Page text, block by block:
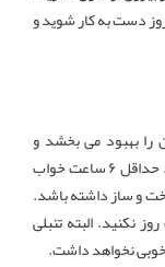
دست به کار شوید و
را بهبود می بخشد و
موجب افزایش سوخت و ساز و کاهش وزن می شود. حداقل ۶ ساعت خواب
و ساز داشته باشد.
نکنید. البته تنبلی
نخواهد داشت.